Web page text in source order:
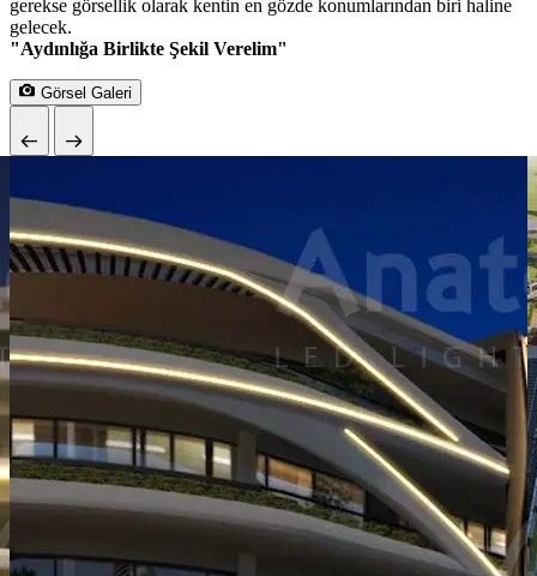
gerekse görsellik olarak kentin en gözde konumlarından biri haline
gelecek.
"Aydınlığa Birlikte Şekil Verelim"
Görsel Galeri